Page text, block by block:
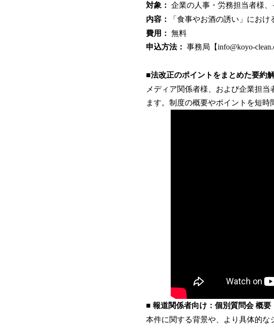
対象： 企業の人事・労務担当者様
内容：
「食事やお酒の誘い」にお
費用： 無料
申込方法： 事務局【info@koyo-
■法改正のポイントをまとめた要約
メディア関係者様、および企業担当
ます。制度の概要やポイントを短時
■ 報道関係者向け：個別質問会 概要
本件に関する背景や、より具体的